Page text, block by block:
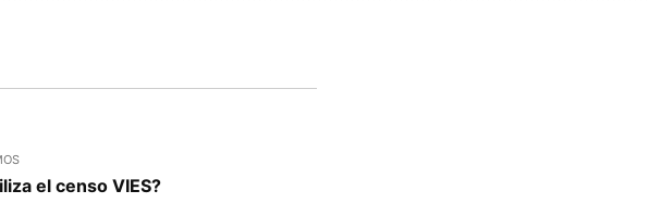
el censo VIES?